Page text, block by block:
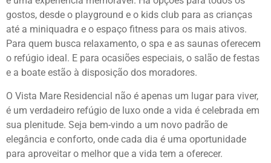
gostos, desde o playground e o kids club para as crianças
até a miniquadra e o espaço fitness para os mais ativos.
Para quem busca relaxamento, o spa e as saunas oferecem
o refúgio ideal. E para ocasiões especiais, o salão de festas
e a boate estão à disposição dos moradores.
O Vista Mare Residencial não é apenas um lugar para viver,
é um verdadeiro refúgio de luxo onde a vida é celebrada em
sua plenitude. Seja bem-vindo a um novo padrão de
elegância e conforto, onde cada dia é uma oportunidade
para aproveitar o melhor que a vida tem a oferecer.